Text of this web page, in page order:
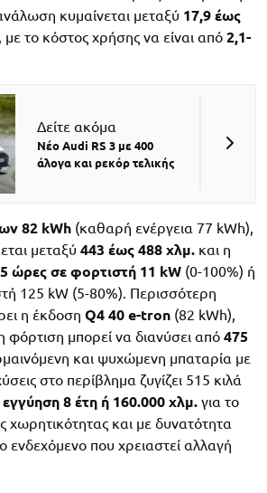
κυμαίνεται μεταξύ 17,9 έως
, με το κόστος χρήσης να είναι από 2,1-
Δείτε ακόμα
Νέο Audi RS 3 με 400
άλογα και ρεκόρ τελικής
82 kWh (καθαρή ενέργεια 77 kWh),
μεταξύ 443 έως 488 χλμ. και η
ώρες σε φορτιστή 11 kW (0-100%) ή
125 kW (5-80%). Περισσότερη
η έκδοση Q4 40 e-tron (82 kWh),
μπορεί να διανύσει από 475
και ψυχώμενη μπαταρία με
στο περίβλημα ζυγίζει 515 κιλά
εγγύηση 8 έτη ή 160.000 χλμ. για το
χωρητικότητας και με δυνατότητα
ενδεχόμενο που χρειαστεί αλλαγή